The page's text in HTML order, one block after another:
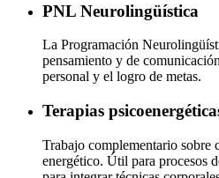
PNL Neurolingüística
La Programación
pensamiento y de
personal y el logro de metas.
Terapias
Trabajo complementario sobre
energético. Útil para procesos